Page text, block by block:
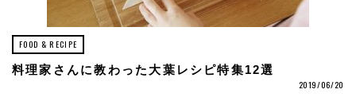
FOOD & RECIPE
料理家さんに教わった大葉レシピ特集12選
2019/06/20